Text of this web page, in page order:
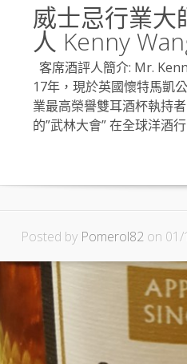
威士忌行業大
人 Kenny
客席酒評人簡介: Mr.
17年，現於英國懷特馬凱
業最高榮譽雙耳酒杯執持
的”武林大會” 在全球洋酒
Posted by Pomerol82 on